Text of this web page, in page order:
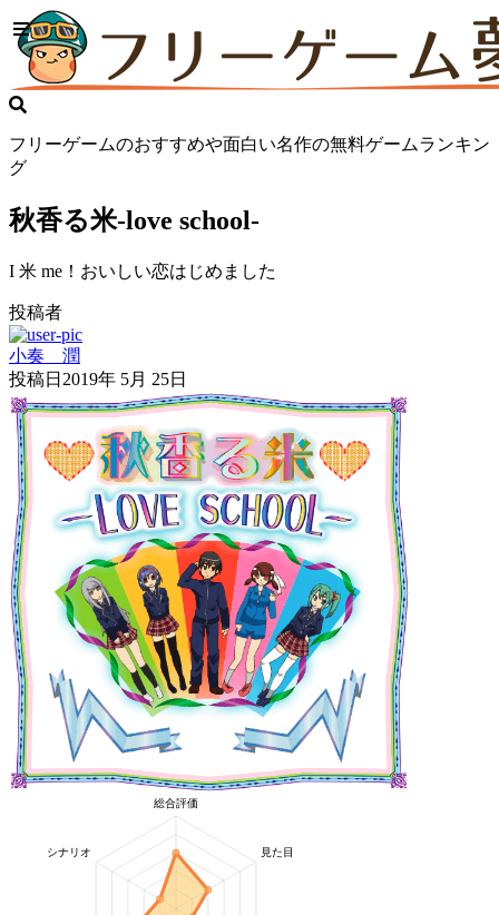
フリーゲームのおすすめや面白い名作の無料ゲームランキン
グ
秋香る米-love school-
I 米 me！おいしい恋はじめました
投稿者
小奏 潤
投稿日 2019年 5月 25日